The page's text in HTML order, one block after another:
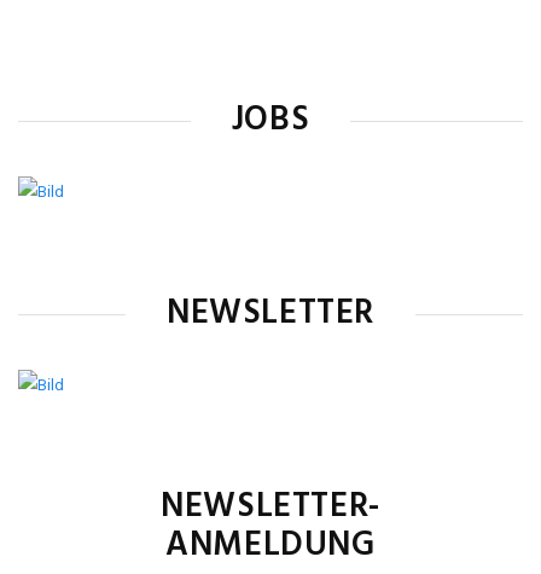
JOBS
NEWSLETTER
NEWSLETTER-
ANMELDUNG